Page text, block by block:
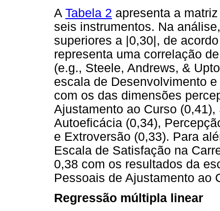
A Tabela 2 apresenta a
seis instrumentos. Na
superiores a |0,30|, de
representa uma correlação
(e.g., Steele, Andrews, &
escala de Desenvolvimento
com os das dimensões
Ajustamento ao Curso
Autoeficácia (0,34),
e Extroversão (0,33). Para
Escala de Satisfação na
0,38 com os resultados da
Pessoais de Ajustamento ao
Regressão múltipla linear